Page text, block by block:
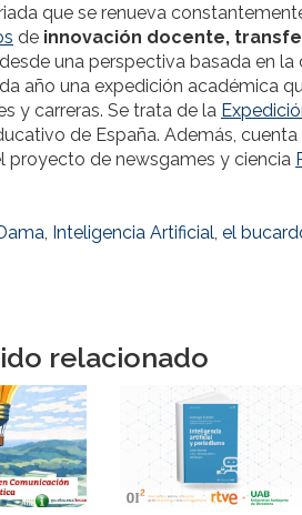
que se renueva
de innovación docente,
una perspectiva basada en
año una expedición académica
y carreras. Se trata de la
de España. Además,
proyecto de newsgames y ciencia
, Inteligencia Artificial, el
relacionado